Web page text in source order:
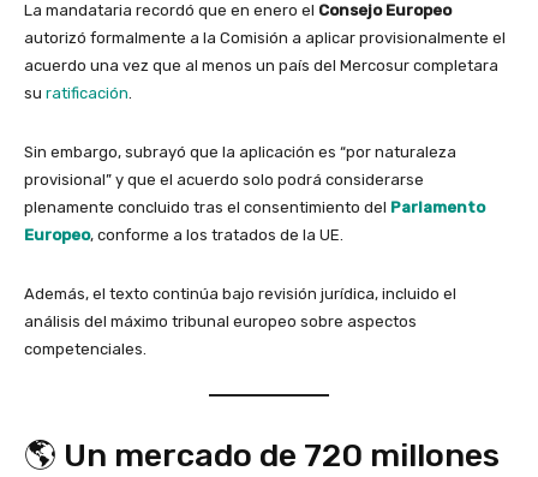
La mandataria recordó que en enero el Consejo Europeo
autorizó formalmente a la Comisión a aplicar provisionalmente el
acuerdo una vez que al menos un país del Mercosur completara
su ratificación.
Sin embargo, subrayó que la aplicación es “por naturaleza
provisional” y que el acuerdo solo podrá considerarse
plenamente concluido tras el consentimiento del Parlamento
Europeo, conforme a los tratados de la UE.
Además, el texto continúa bajo revisión jurídica, incluido el
análisis del máximo tribunal europeo sobre aspectos
competenciales.
🌎 Un mercado de 720 millones